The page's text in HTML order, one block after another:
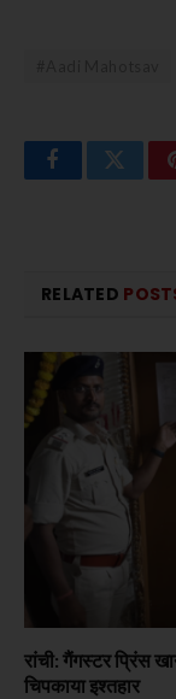
FacebookTwitter
RELATED
रांची: गैंगस्टर प्रिंस
चिपकाया इश्तहार